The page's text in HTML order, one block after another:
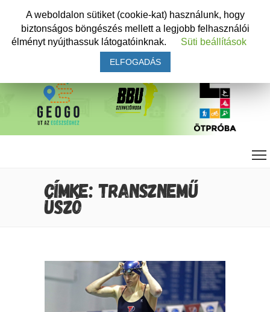
CÍMKE: TRANSZNEMŰ
ÚSZÓ
A weboldalon sütiket (cookie-kat) használunk, hogy
biztonságos böngészés mellett a legjobb felhasználói
élményt nyújthassuk látogatóinknak.
Süti beállítások
ELFOGADÁS